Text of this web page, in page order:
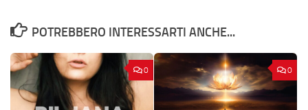
POTREBBERO INTERESSARTI ANCHE...
0 0